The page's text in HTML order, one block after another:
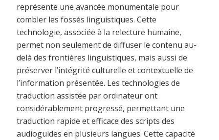
représente une avancée monumentale pour
combler les fossés linguistiques. Cette
technologie, associée à la relecture humaine,
permet non seulement de diffuser le contenu au-
delà des frontières linguistiques, mais aussi de
préserver l’intégrité culturelle et contextuelle de
l’information présentée. Les technologies de
traduction assistée par ordinateur ont
considérablement progressé, permettant une
traduction rapide et efficace des scripts des
audioguides en plusieurs langues. Cette capacité